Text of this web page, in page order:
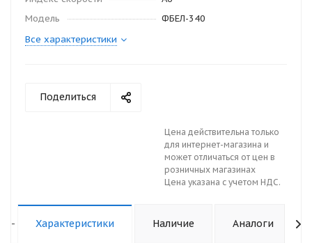
Модель
ФБЕЛ-340
Все характеристики
Поделиться
Цена действительна только
для интернет-магазина и
может отличаться от цен в
розничных магазинах
Цена указана с учетом НДС.
- Характеристики Наличие Аналоги